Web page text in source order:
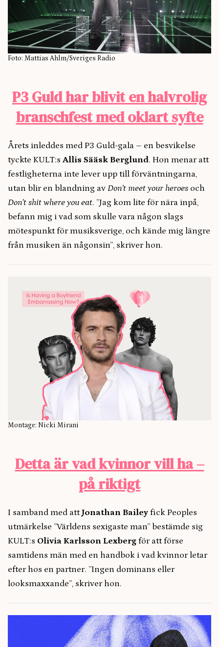
Foto: Mattias Ahlm/Sveriges Radio
P3 Guld har blivit en halvrolig
branschfest med oklart syfte
Årets inleddes med P3 Guld-gala – en besvikelse
tyckte KULT:s Allis Sääsk Berglund. Hon menar att
festligheterna inte lever upp till förväntningarna,
utan blir en blandning av Don’t meet your heroes och
Don’t shit where you eat. ”Jag kom lite för nära inpå,
befann mig i vad som skulle vara någon slags
mötespunkt för musiksverige, och kände mig längre
från musiken än någonsin”, skriver hon.
Montage: Nicki Mirani
Detta är vad kvinnor vill ha –
på riktigt
I samband med attJonathan Bailey fick Peoples
utmärkelse ”Världens sexigaste man” bestämde sig
KULT:s Olivia Karlsson Lexberg för att förse
samtidens män med en handbok i vad kvinnor letar
efter hos en partner. ”Ingen dominans eller
looksmaxxande”, skriver hon.